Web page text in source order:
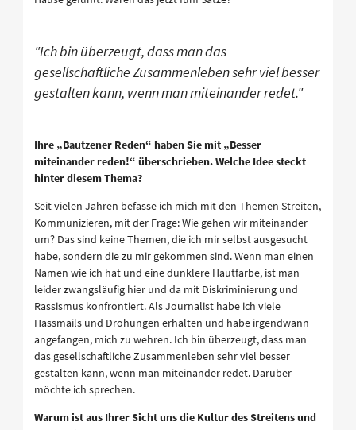
"Ich bin überzeugt, dass man das
gesellschaftliche Zusammenleben sehr viel besser
gestalten kann, wenn man miteinander redet."
Ihre „Bautzener Reden“ haben Sie mit „Besser
miteinander reden!“ überschrieben. Welche Idee steckt
hinter diesem Thema?
Seit vielen Jahren befasse ich mich mit den Themen Streiten,
Kommunizieren, mit der Frage: Wie gehen wir miteinander
um? Das sind keine Themen, die ich mir selbst ausgesucht
habe, sondern die zu mir gekommen sind. Wenn man einen
Namen wie ich hat und eine dunklere Hautfarbe, ist man
leider zwangsläufig hier und da mit Diskriminierung und
Rassismus konfrontiert. Als Journalist habe ich viele
Hassmails und Drohungen erhalten und habe irgendwann
angefangen, mich zu wehren. Ich bin überzeugt, dass man
das gesellschaftliche Zusammenleben sehr viel besser
gestalten kann, wenn man miteinander redet. Darüber
möchte ich sprechen.
Warum ist aus Ihrer Sicht uns die Kultur des Streitens und